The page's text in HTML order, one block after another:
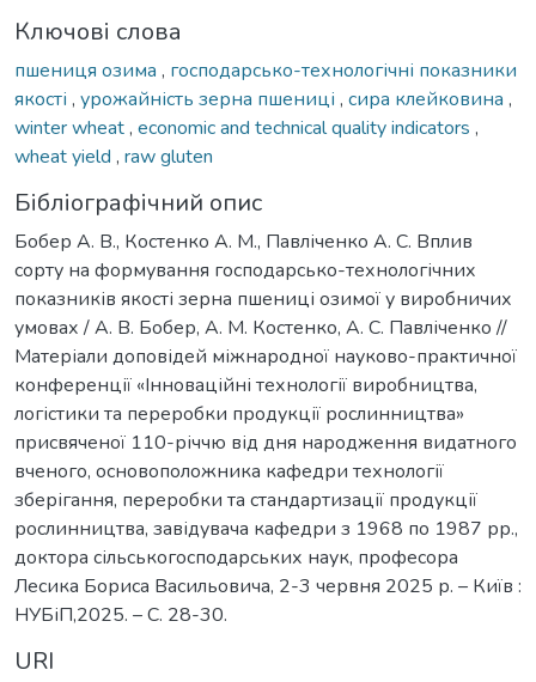
Ключові слова
пшениця озима , господарсько-технологічні показники
якості , урожайність зерна пшениці , сира клейковина ,
winter wheat, economic and technical quality indicators ,
wheat yield , raw gluten
Бібліографічний опис
Бобер А. В., Костенко А. М., Павліченко А. С. Вплив
сорту на формування господарсько-технологічних
показників якості зерна пшениці озимої у виробничих
умовах / А. В. Бобер, А. М. Костенко, А. С. Павліченко //
Матеріали доповідей міжнародної науково-практичної
конференції «Інноваційні технології виробництва,
логістики та переробки продукції рослинництва»
присвяченої 110-річчю від дня народження видатного
вченого, основоположника кафедри технології
зберігання, переробки та стандартизації продукції
рослинництва, завідувача кафедри з 1968 по 1987 рр.,
доктора сільськогосподарських наук, професора
Лесика Бориса Васильовича, 2-3 червня 2025 р. – Київ :
НУБіП,2025. – С. 28-30.
URI